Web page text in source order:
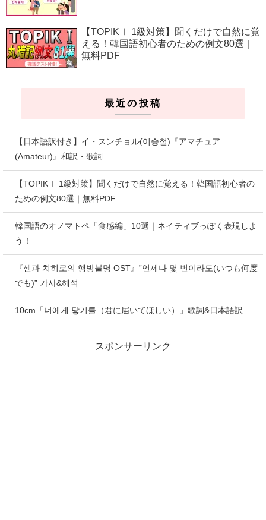
【TOPIKⅠ 1級対策】聞くだけで自然に覚
える！韓国語初心者のための例文80選｜
無料PDF
最近の投稿
【日本語訳付き】イ・スンチョル(이승철)『アマチュア
(Amateur)』和訳・歌詞
【TOPIKⅠ 1級対策】聞くだけで自然に覚える！韓国語初心者の
ための例文80選｜無料PDF
韓国語のオノマトペ「食感編」10選｜ネイティブっぽく表現しよ
う！
『센과 치히로의 행방불명 OST』”언제나 몇 번이라도(いつも何度
でも)” 가사&해석
10cm「너에게 닿기를（君に届いてほしい）」歌詞&日本語訳
スポンサーリンク